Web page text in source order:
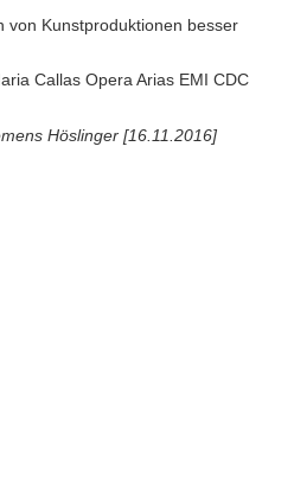
von Kunstproduktionen besser
Callas Opera Arias EMI CDC
Höslinger [16.11.2016]